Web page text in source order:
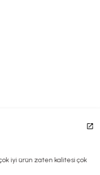
O** D**
Çok uzun süredir
hediyeleriniz için